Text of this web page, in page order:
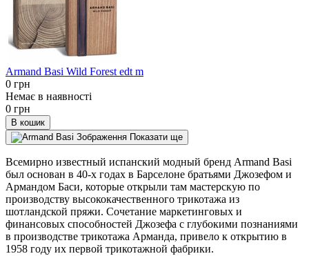
Armand Basi Wild Forest edt m
0 грн
Немає в наявності
0 грн
В кошик
Показати ще
Всемирно известный испанский модный бренд Armand Basi
был основан в 40-х годах в Барселоне братьями Джозефом и
Армандом Баси, которые открыли там мастерскую по
производству высококачественного трикотажа из
шотландской пряжи. Сочетание маркетинговых и
финансовых способностей Джозефа с глубокими познаниями
в производстве трикотажа Арманда, привело к открытию в
1958 году их первой трикотажной фабрики.